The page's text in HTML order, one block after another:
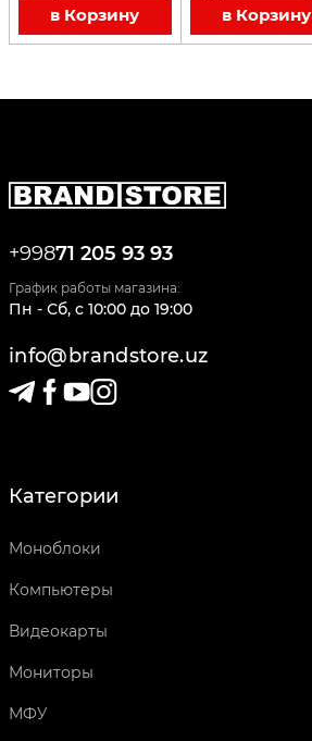
в Корзину
в Корзину
+99871 205 93 93
График работы магазина:
Пн - Сб, c 10:00 до 19:00
info@brandstore.uz
Категории
Моноблоки
Компьютеры
Видеокарты
Мониторы
МФУ